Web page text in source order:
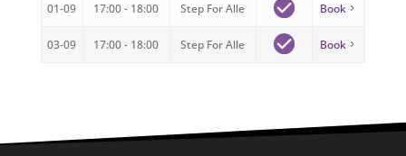
01-09 17:00 - 18:00 Step For Alle Book
03-09 17:00 - 18:00 Step For Alle Book